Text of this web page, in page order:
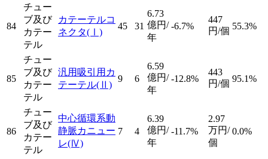
84
チュー
ブ及び
カテー
テル
カテーテルコ
ネクタ(Ⅰ)
45 31
6.73
億円/
年
-6.7%
447
円/個 55.3%
85
チュー
ブ及び
カテー
テル
汎用吸引用カ
テーテル(Ⅱ)
9 6
6.59
億円/
年
-12.8%
443
円/個 95.1%
86
チュー
ブ及び
カテー
テル
中心循環系動
静脈カニュー
レ(Ⅳ)
7 4
6.39
億円/
年
-11.7%
2.97
万円/
個
0.0%